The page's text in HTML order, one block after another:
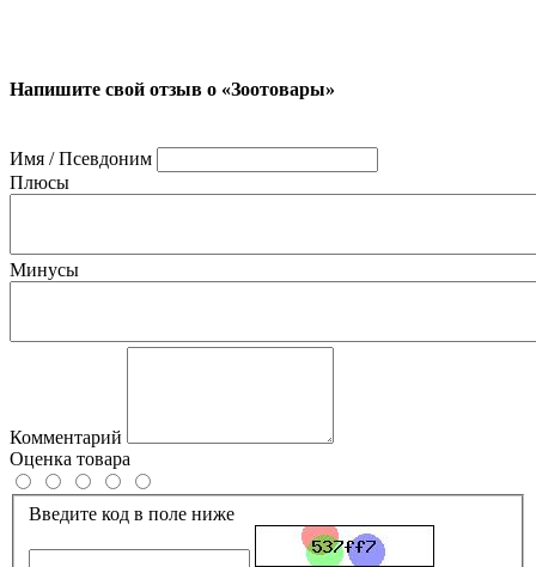
Напишите свой отзыв о «Зоотовары»
Имя / Псевдоним
Плюсы
Минусы
Комментарий
Оценка товара
Введите код в поле ниже